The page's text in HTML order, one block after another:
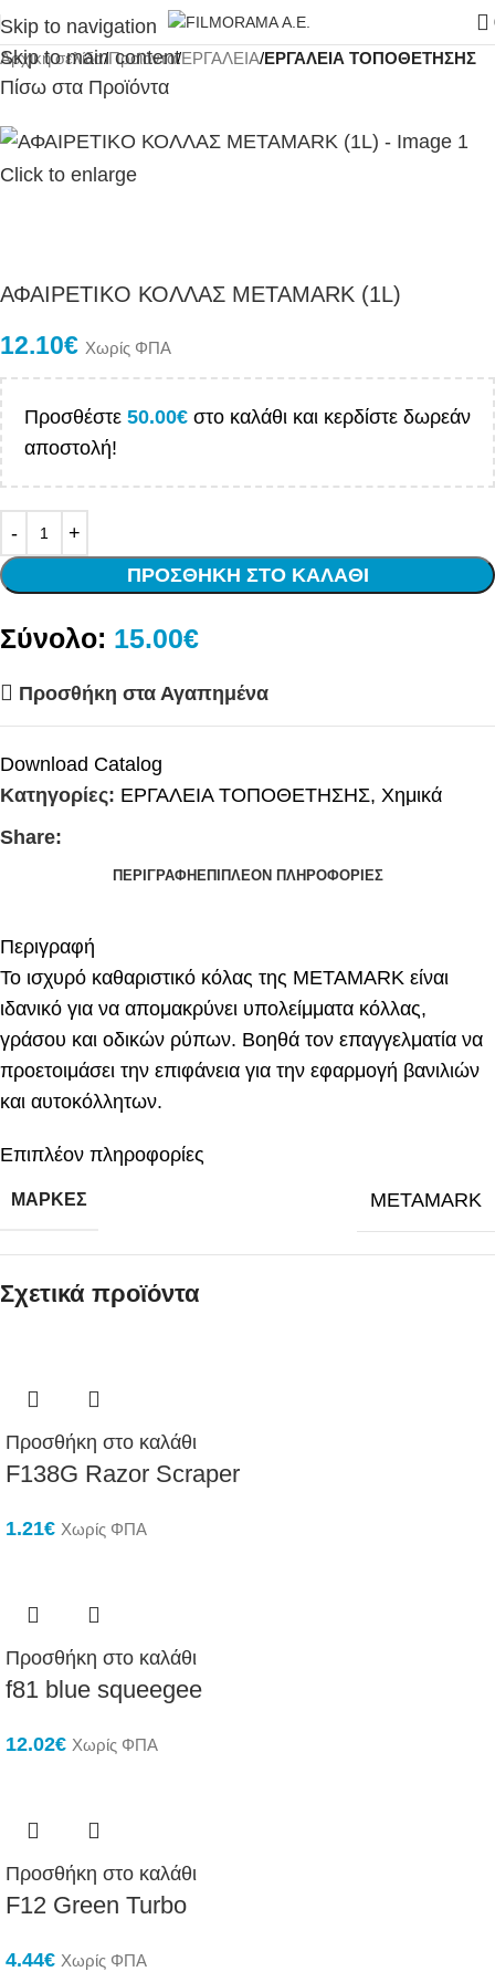
Skip to navigation
Skip to main content
Αρχική σελίδα Προϊόντα ΕΡΓΑΛΕΙΑ ΕΡΓΑΛΕΙΑ ΤΟΠΟΘΕΤΗΣΗΣ
Πίσω στα Προϊόντα
Click to enlarge
ΑΦΑΙΡΕΤΙΚO ΚΟΛΛΑΣ METAMARK (1L)
12.10€ Χωρίς ΦΠΑ
Προσθέστε 50.00€ στο καλάθι και κερδίστε δωρεάν
αποστολή!
ΠΡΟΣΘΉΚΗ ΣΤΟ ΚΑΛΆΘΙ
Σύνολο: 15.00€
Προσθήκη στα Αγαπημένα
Download Catalog
Κατηγορίες: ΕΡΓΑΛΕΙΑ ΤΟΠΟΘΕΤΗΣΗΣ, Χημικά
Share:
ΠΕΡΙΓΡΑΦΉ ΕΠΙΠΛΈΟΝ ΠΛΗΡΟΦΟΡΊΕΣ
Περιγραφή
Το ισχυρό καθαριστικό κόλας της METAMARK είναι
ιδανικό για να απομακρύνει υπολείμματα κόλλας,
γράσου και οδικών ρύπων. Βοηθά τον επαγγελματία να
προετοιμάσει την επιφάνεια για την εφαρμογή βανιλιών
και αυτοκόλλητων.
Επιπλέον πληροφορίες
ΜΆΡΚΕΣ METAMARK
Σχετικά προϊόντα
Προσθήκη στο καλάθι
F138G Razor Scraper
1.21€ Χωρίς ΦΠΑ
Προσθήκη στο καλάθι
f81 blue squeegee
12.02€ Χωρίς ΦΠΑ
Προσθήκη στο καλάθι
F12 Green Turbo
4.44€ Χωρίς ΦΠΑ